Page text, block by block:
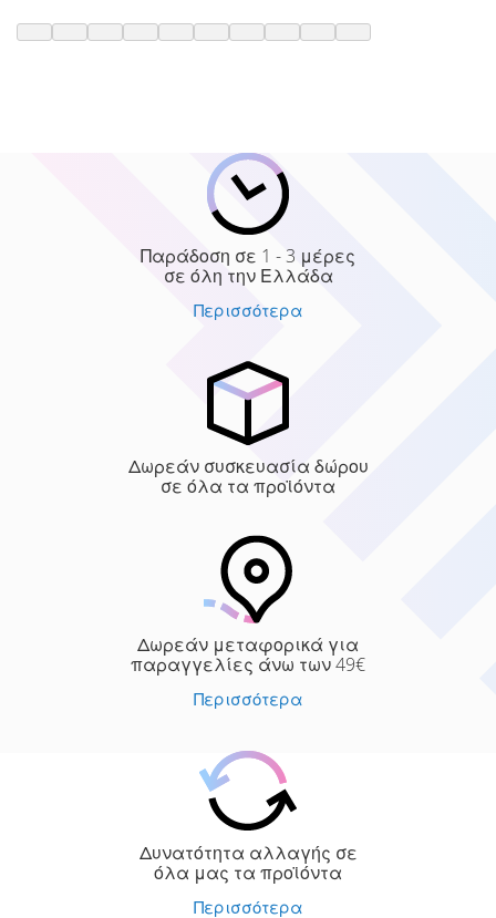
Παράδοση σε 1 - 3 μέρες
σε όλη την Ελλάδα
Περισσότερα
Δωρεάν συσκευασία δώρου
σε όλα τα προϊόντα
Δωρεάν μεταφορικά για
παραγγελίες άνω των 49€
Περισσότερα
Δυνατότητα αλλαγής σε
όλα μας τα προϊόντα
Περισσότερα